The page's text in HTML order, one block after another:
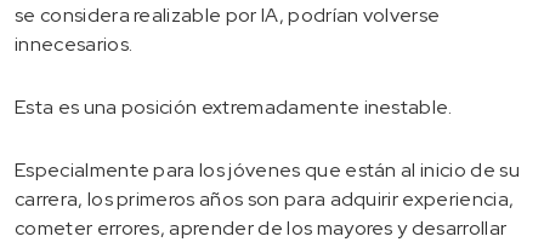
se considera realizable por IA, podrían volverse
innecesarios.
Esta es una posición extremadamente inestable.
Especialmente para los jóvenes que están al inicio de su
carrera, los primeros años son para adquirir experiencia,
cometer errores, aprender de los mayores y desarrollar